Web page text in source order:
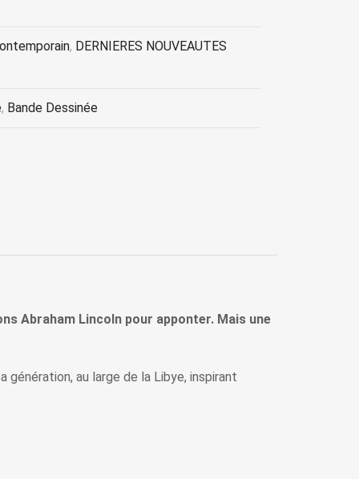
, DERNIERES NOUVEAUTES
, Bande Dessinée
Abraham Lincoln pour apponter. Mais une
génération, au large de la Libye, inspirant